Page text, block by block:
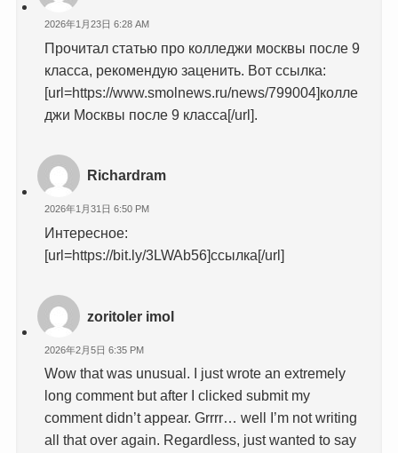
2026年1月23日 6:28 AM
Прочитал статью про колледжи москвы после 9
класса, рекомендую заценить. Вот ссылка:
[url=https://www.smolnews.ru/news/799004]колле
джи Москвы после 9 класса[/url].
Richardram
2026年1月31日 6:50 PM
Интересное:
[url=https://bit.ly/3LWAb56]ссылка[/url]
zoritoler imol
2026年2月5日 6:35 PM
Wow that was unusual. I just wrote an extremely
long comment but after I clicked submit my
comment didn’t appear. Grrrr… well I’m not writing
all that over again. Regardless, just wanted to say